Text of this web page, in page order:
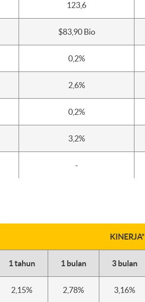
123,6
$83,90 Bio
0,2%
2,6%
0,2%
3,2%
-
KINERJA*
1 tahun 1 bulan 3 bulan
2,15% 2,78% 3,16%